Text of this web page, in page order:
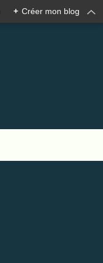
+ Créer mon blog